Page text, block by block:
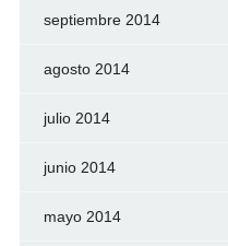
septiembre 2014
agosto 2014
julio 2014
junio 2014
mayo 2014